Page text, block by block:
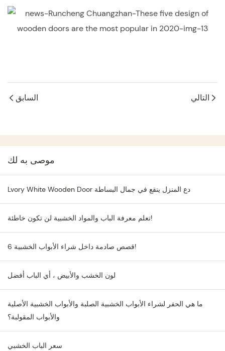
السابق التالي
موصى به لك
Lvory White Wooden Door دع المنزل ينقع في جمال البساطة
تعلم معرفة الباب والمواد الخشبية لن تكون خاطئة!
6 قصص صادمة داخل شراء الأبواب الخشبية!
لون الخشب والأبيض ، أي الباب أفضل
ما هي الحفر لشراء الأبواب الخشبية الصلبة والأبواب الخشبية الأصلية
والأبواب المقولبة؟
سعر الباب الخشبي